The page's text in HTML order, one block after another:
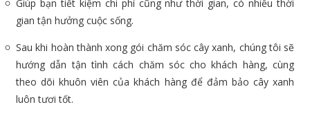
Giúp bạn tiết kiệm chi phí cũng như thời gian, có nhiều thời
gian tận hưởng cuộc sống.
Sau khi hoàn thành xong gói chăm sóc cây xanh, chúng tôi sẽ
hướng dẫn tận tình cách chăm sóc cho khách hàng, cùng
theo dõi khuôn viên của khách hàng để đảm bảo cây xanh
luôn tươi tốt.